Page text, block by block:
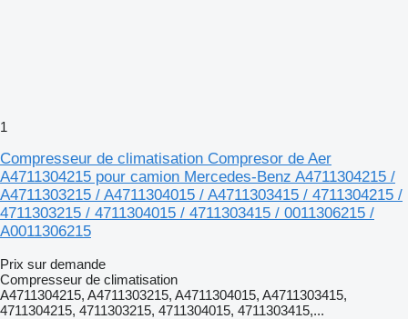
1
Compresseur de climatisation Compresor de Aer
A4711304215 pour camion Mercedes-Benz A4711304215 /
A4711303215 / A4711304015 / A4711303415 / 4711304215 /
4711303215 / 4711304015 / 4711303415 / 0011306215 /
A0011306215
Prix sur demande
Compresseur de climatisation
A4711304215, A4711303215, A4711304015, A4711303415,
4711304215, 4711303215, 4711304015, 4711303415,...